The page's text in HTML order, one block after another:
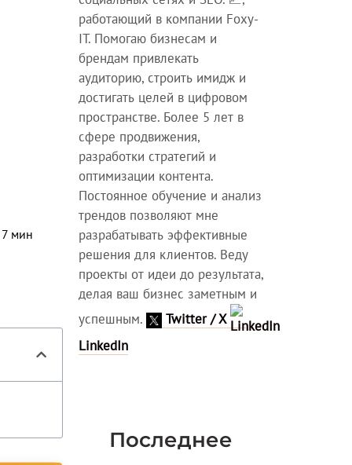
7мин
работающий в компании Foxy-
IT. Помогаю бизнесам и
брендам привлекать
аудиторию, строить имидж и
достигать целей в цифровом
пространстве. Более 5 лет в
сфере продвижения,
разработки стратегий и
оптимизации контента.
Постоянное обучение и анализ
трендов позволяют мне
разрабатывать эффективные
решения для клиентов. Веду
проекты от идеи до результата,
делая ваш бизнес заметным и
успешным.
Twitter / X
LinkedIn
Последнее